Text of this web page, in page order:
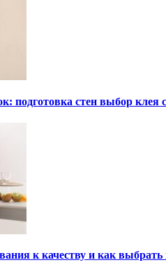
подготовка стен выбор клея
к качеству и как